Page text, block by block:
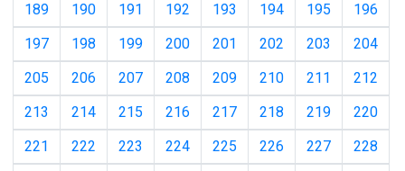
189
190 191 192 193 194 195
196
197
198 199 200 201 202 203
204
205
206 207 208 209 210 211
212
213
214 215 216 217 218 219
220
221
222 223 224 225 226 227
228